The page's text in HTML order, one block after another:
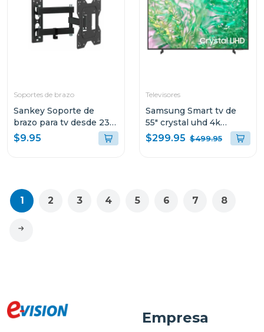
Soportes de brazo
Sankey Soporte de
brazo para tv desde 23"
hasta 43" v304
$9.95
Televisores
Samsung Smart tv de
55" crystal uhd 4k
du8000
$299.95 $499.95
1 2 3 4 5 6 7 8
Empresa